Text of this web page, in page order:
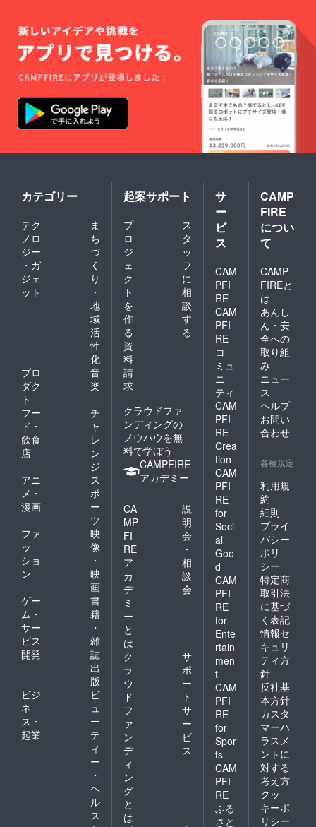
カテゴリー
テク
ノロ
ジー
・ガ
ジェ
ット
ま
ち
づ
く
り
・
地
域
活
性
化
プロ
ダク
ト
音
楽
フー
ド・
飲食
店
チ
ャ
レ
ン
ジ
アニ
メ・
漫画
ス
ポ
ー
ツ
ファ
ッ
ショ
ン
映
像
・
映
画
ゲー
ム・
サー
ビス
開発
書
籍
・
雑
誌
出
版
ビジ
ネ
ス・
起業
ビ
ュ
ー
テ
ィ
ー
・
ヘ
ル
ス
起案サポート
プ
ロ
ジ
ェ
ク
ト
を
作
る
ス
タ
ッ
フ
に
相
談
す
る
資
料
請
求
クラウドファ
ンディングの
ノウハウを無
料で学ぼう
CAMPFIRE
アカデミー
CA
MP
FI
RE
ア
カ
デ
ミ
ー
と
は
説
明
会
・
相
談
会
ク
ラ
ウ
ド
フ
ァ
ン
デ
ィ
ン
グ
と
は
サ
ポ
ー
ト
サ
ー
ビ
ス
サ
ー
ビ
ス
CAM
PFI
RE
CAM
PFI
RE
コ
ミュ
ニ
ティ
CAM
PFI
RE
Crea
tion
CAM
PFI
RE
for
Soci
al
Goo
d
CAM
PFI
RE
for
Ente
rtain
men
t
CAM
PFI
RE
for
Spor
ts
CAM
PFI
RE
ふる
さと
CAMP
FIRE
につい
て
CAMP
FIREと
は
あんし
ん・安
全への
取り組
み
ニュー
ス
ヘルプ
お問い
合わせ
各種規定
利用規
約
細則
プライ
バシー
ポリ
シー
特定商
取引法
に基づ
く表記
情報セ
キュリ
ティ方
針
反社基
本方針
カスタ
マーハ
ラスメ
ントに
対する
考え方
クッ
キーポ
リシー